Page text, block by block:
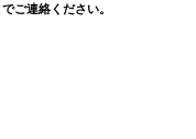
ご連絡ください。